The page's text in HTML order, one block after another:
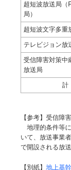
超短波放送局（
局）
超短波文字多重
テレビジョン放
受信障害対策中
放送局
計
【参考】受信障
地理的条件等
いて、放送事業
で開設される放送
【別紙】 地上基